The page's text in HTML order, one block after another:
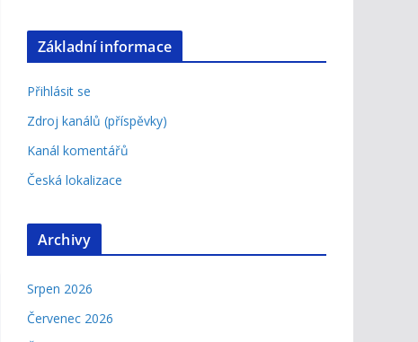
Základní informace
Přihlásit se
Zdroj kanálů (příspěvky)
Kanál komentářů
Česká lokalizace
Archivy
Srpen 2026
Červenec 2026